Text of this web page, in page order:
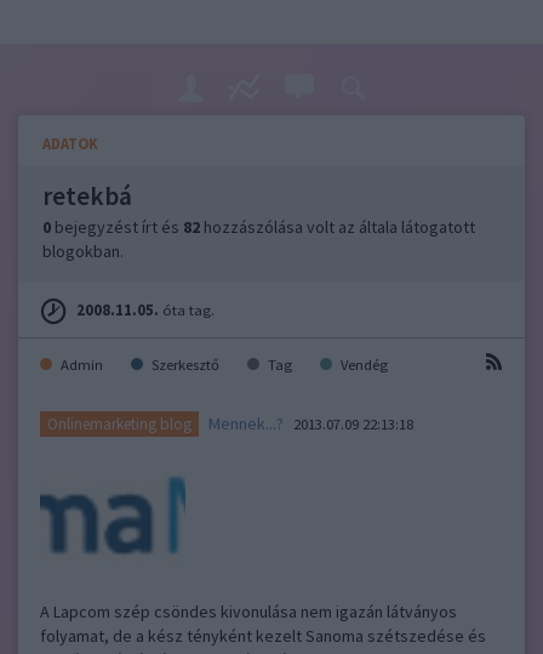
ADATOK
retekbá
0 bejegyzést írt és 82 hozzászólása volt az általa látogatott
blogokban.
2008.11.05. óta tag.
Admin Szerkesztő Tag Vendég
Onlinemarketing blog Mennek...? 2013.07.09 22:13:18
A Lapcom szép csöndes kivonulása nem igazán látványos
folyamat, de a kész tényként kezelt Sanoma szétszedése és